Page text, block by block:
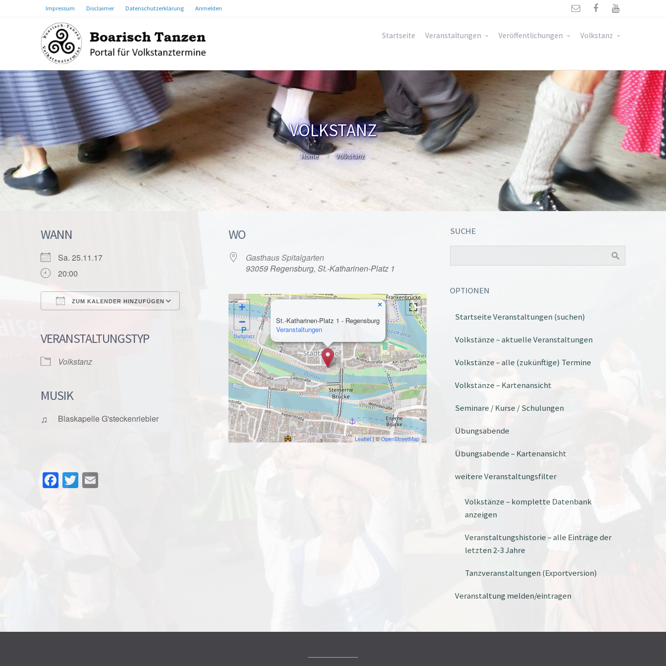
Impressum Disclaimer Datenschutzerklärung Anmelden   
Startseite Veranstaltungen Veröffentlichungen Volkstanz
VOLKSTANZ
Home Volkstanz
WANN
Sa. 25.11.17
20:00
ZUM KALENDER HINZUFÜGEN
Google Kalender iCalendar Office 365 Outlook Live
VERANSTALTUNGSTYP
Volkstanz
MUSIK
♫ Blaskapelle G'steckenriebler
WO
Gasthaus Spitalgarten
93059 Regensburg, St.-Katharinen-Platz 1
St.-Katharinen-Platz 1 - Regensburg
Veranstaltungen
×
+
−
Leaflet| ©OpenStreetMap
Facebook
Twitter
SUCHE
OPTIONEN
Startseite Veranstaltungen (suchen)
Volkstänze – aktuelle Veranstaltungen
Volkstänze – alle (zukünftige) Termine
Volkstänze – Kartenansicht
Seminare / Kurse / Schulungen
Übungsabende
Übungsabende – Kartenansicht
weitere Veranstaltungsfilter
Volkstänze – komplette Datenbank
anzeigen
Veranstaltungshistorie – alle Einträge der
letzten 2-3 Jahre
Tanzveranstaltungen (Exportversion)
Veranstaltung melden/eintragen